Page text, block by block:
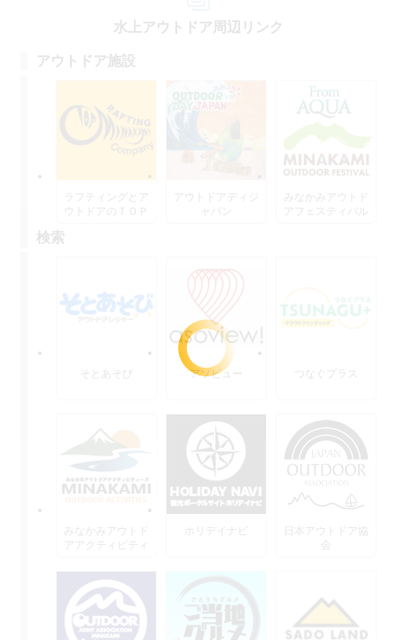
水上アウトドア周辺リンク
アウトドア施設
ラフティングとア
ウトドアのＴＯＰ
アウトドアディジ
みなかみアウトド
アフェスティバル
検索
そとあそび アソビュー つなぐプラス
みなかみアウトド
アアクティビティ
ホリデイナビ
日本アウトドア協
会